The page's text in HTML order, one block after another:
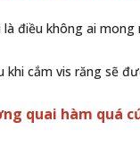
điều không ai
khi cắm vis răng sẽ
quai hàm quá